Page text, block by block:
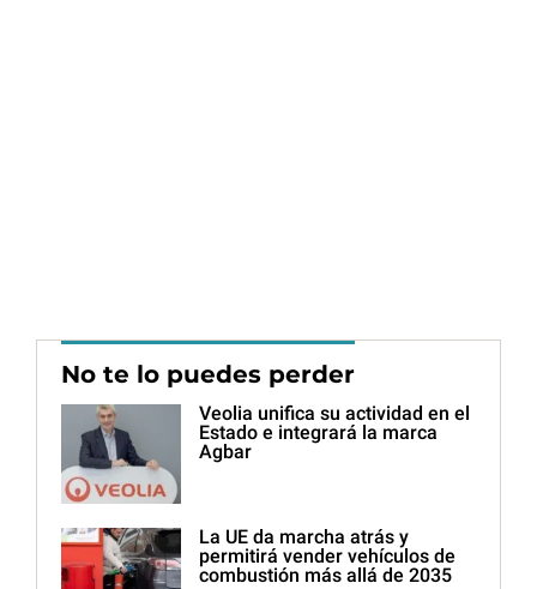
No te lo puedes perder
Veolia unifica su actividad en el
Estado e integrará la marca
Agbar
La UE da marcha atrás y
permitirá vender vehículos de
combustión más allá de 2035